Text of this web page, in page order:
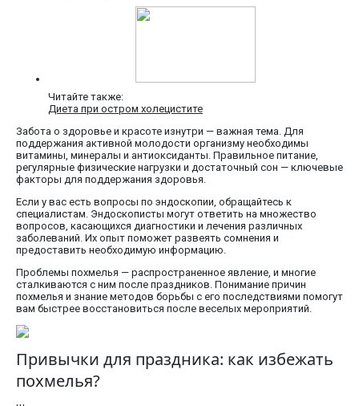
Читайте также:
Диета при остром холецистите
Забота о здоровье и красоте изнутри — важная тема. Для
поддержания активной молодости организму необходимы
витамины, минералы и антиоксиданты. Правильное питание,
регулярные физические нагрузки и достаточный сон — ключевые
факторы для поддержания здоровья.
Если у вас есть вопросы по эндоскопии, обращайтесь к
специалистам. Эндоскописты могут ответить на множество
вопросов, касающихся диагностики и лечения различных
заболеваний. Их опыт поможет развеять сомнения и
предоставить необходимую информацию.
Проблемы похмелья — распространенное явление, и многие
сталкиваются с ним после праздников. Понимание причин
похмелья и знание методов борьбы с его последствиями помогут
вам быстрее восстановиться после веселых мероприятий.
Привычки для праздника: как избежать
похмелья?